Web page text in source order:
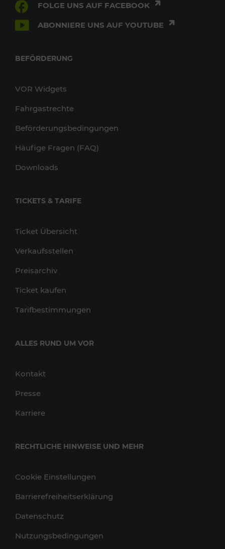
FOLGE UNS AUF FACEBOOK
ABONNIERE UNS AUF YOUTUBE
BEFÖRDERUNG
VOR Widgets
Fahrgastrechte
Beförderungsbedingungen
Häufige Fragen (FAQ)
Downloads
TICKETS & TARIFE
Ticket Übersicht
Verkaufsstellen
Preisarchiv
Ticket kaufen
Tarifbestimmungen
ALLES RUND UM VOR
Kontakt
Presse
Karriere
RECHTLICHE HINWEISE UND MEHR
Cookie Einstellungen
Barrierefreiheitserklärung
Datenschutz
Nutzungsbedingungen